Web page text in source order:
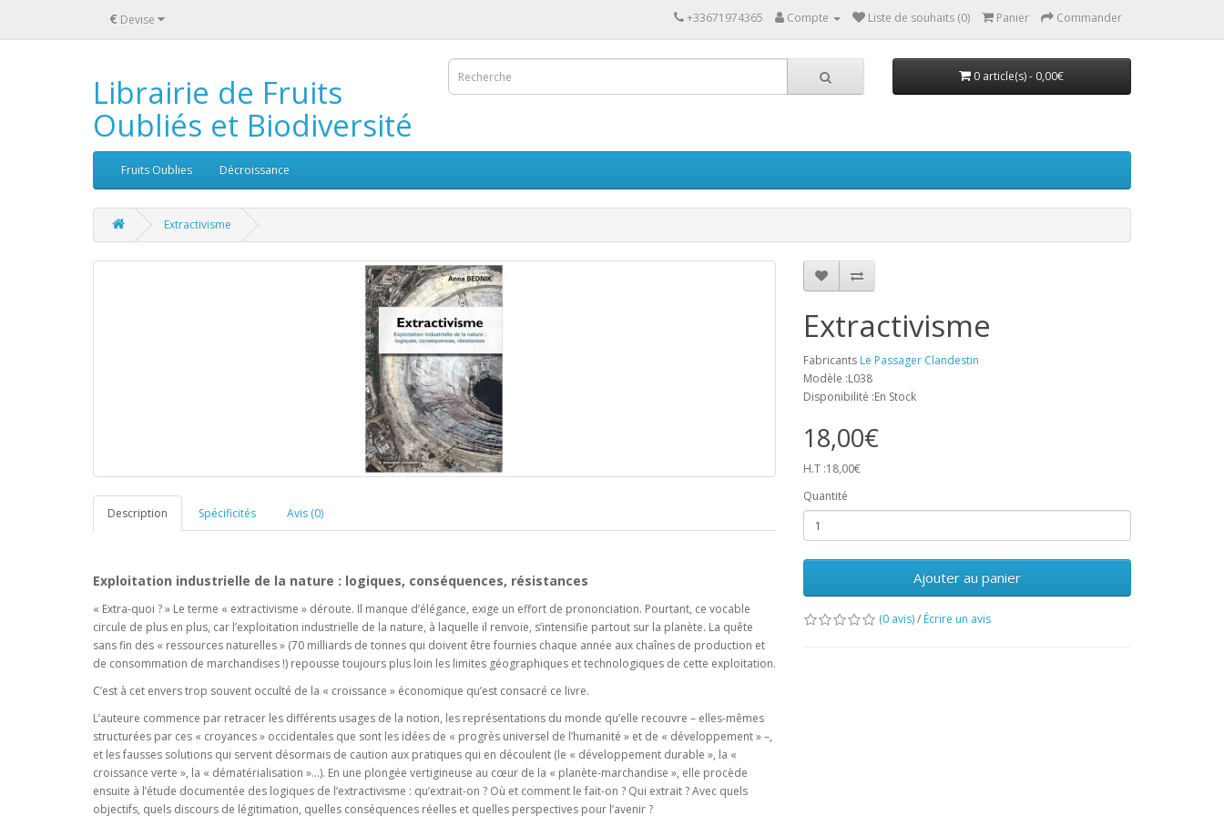
€ Devise +33671974365 Compte Liste de souhaits (0) Panier Commander
Librairie de Fruits
Oubliés et Biodiversité
0 article(s) - 0,00€
Fruits Oublies Décroissance
Extractivisme
Description Spécificités Avis (0)
Exploitation industrielle de la nature : logiques, conséquences, résistances
« Extra-quoi ? » Le terme « extractivisme » déroute. Il manque d’élégance, exige un effort de prononciation. Pourtant, ce vocable
circule de plus en plus, car l’exploitation industrielle de la nature, à laquelle il renvoie, s’intensifie partout sur la planète. La quête
sans fin des « ressources naturelles » (70 milliards de tonnes qui doivent être fournies chaque année aux chaînes de production et
de consommation de marchandises !) repousse toujours plus loin les limites géographiques et technologiques de cette exploitation.
C’est à cet envers trop souvent occulté de la « croissance » économique qu’est consacré ce livre.
L’auteure commence par retracer les différents usages de la notion, les représentations du monde qu’elle recouvre – elles-mêmes
structurées par ces « croyances » occidentales que sont les idées de « progrès universel de l’humanité » et de « développement » –,
et les fausses solutions qui servent désormais de caution aux pratiques qui en découlent (le « développement durable », la «
croissance verte », la « dématérialisation »...). En une plongée vertigineuse au cœur de la « planète-marchandise », elle procède
ensuite à l’étude documentée des logiques de l’extractivisme : qu’extrait-on ? Où et comment le fait-on ? Qui extrait ? Avec quels
objectifs, quels discours de légitimation, quelles conséquences réelles et quelles perspectives pour l’avenir ?
Extractivisme
Fabricants Le Passager Clandestin
Modèle :L038
Disponibilité :En Stock
18,00€
H.T :18,00€
Quantité
Ajouter au panier
(0 avis)/ Écrire un avis